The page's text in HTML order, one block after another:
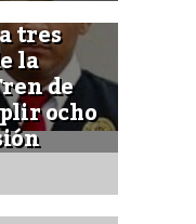
tres
la
de
ocho